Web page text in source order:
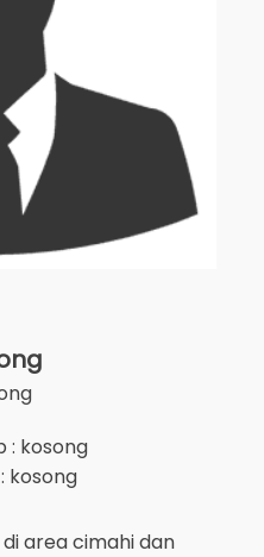
: kosong
kosong
areacimahidan